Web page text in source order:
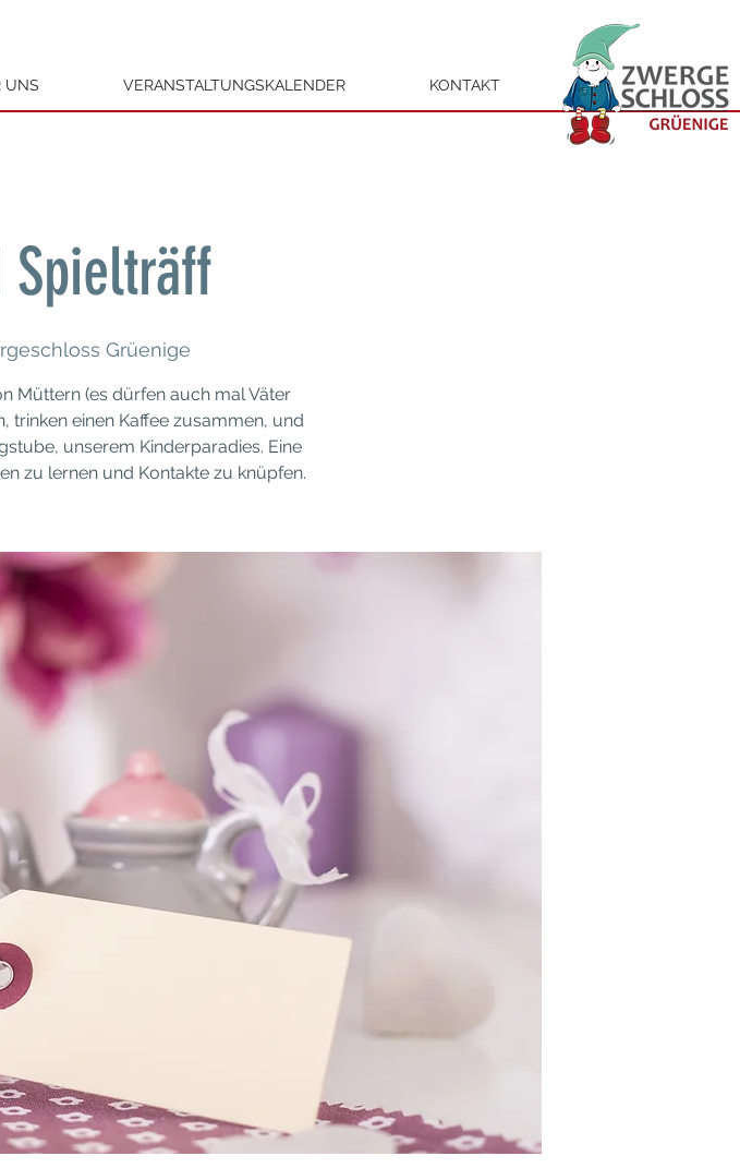
UNS VERANSTALTUNGSKALENDER KONTAKT
Grüenige
Müttern (es dürfen auch mal Väter
trinken einen Kaffee zusammen, und
unserem Kinderparadies. Eine
zu lernen und Kontakte zu knüpfen.